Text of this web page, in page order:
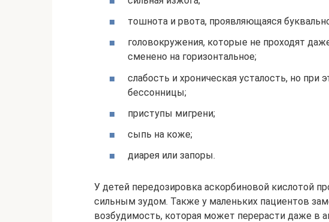
тошнота и рвота, проявляющаяся
головокружения, которые не проходят
сменено на горизонтальное;
слабость и хроническая усталость, но при
бессонницы;
приступы мигрени;
сыпь на коже;
диарея или запоры.
У детей передозировка аскорбиновой кислотой
сильным зудом. Также у маленьких пациентов
возбудимость, которая может перерасти даже в